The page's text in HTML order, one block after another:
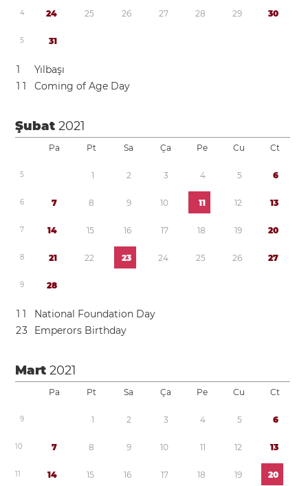
4 24 25 26 27 28 29 30
5 31
1
Yılbaşı
1 1 Coming of Age Day
Şubat2021
Pa Pt Sa Ça Pe Cu Ct
5 1 2 3 4 5 6
6 7 8 9 10 11 12 13
7 14 15 16 17 18 19 20
8 21 22 23 24 25 26 27
9 28
1 1
National Foundation Day
23 Emperors Birthday
Mart2021
Pa Pt Sa Ça Pe Cu Ct
9 1 2 3 4 5 6
10 7 8 9 10 11 12 13
11 14 15 16 17 18 19 20